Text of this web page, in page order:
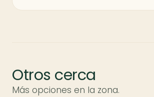
Otros cerca
Más opciones en la zona.